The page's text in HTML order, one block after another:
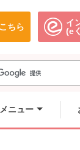
ちら
ィンドウで開きま
イ
(e
ニュー